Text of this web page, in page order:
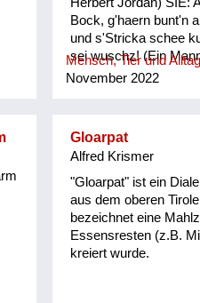
Bock, g'haern bunt'n
und s'Stricka schee
sei wuschz! (Ein
Ziegenbock, gehören
Mensch, Tier und Alltag
November 2022
Gloarpat
Alfred Krismer
"Gloarpat" ist ein
aus dem oberen
bezeichnet eine
Essensresten (z.B.
kreiert wurde.